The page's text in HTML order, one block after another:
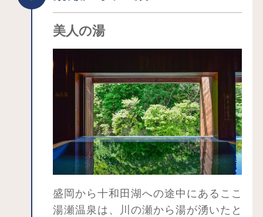
美人の湯
盛岡から十和田湖への途中にあるここ
湯瀬温泉は、川の瀬から湯が湧いたと